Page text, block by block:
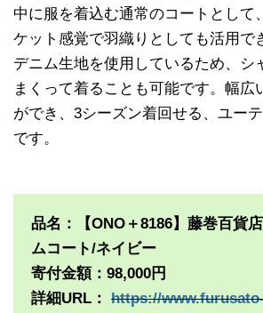
中に服を着込む通常のコートとして
ケット感覚で羽織りとしても活用で
デニム生地を使用しているため、シ
まくって着ることも可能です。幅広
ができ、3シーズン着回せる、ユー
です。
品名：【ONO＋8186】藤巻百貨
ムコート/ネイビー
寄付金額：98,000円
詳細URL： https://